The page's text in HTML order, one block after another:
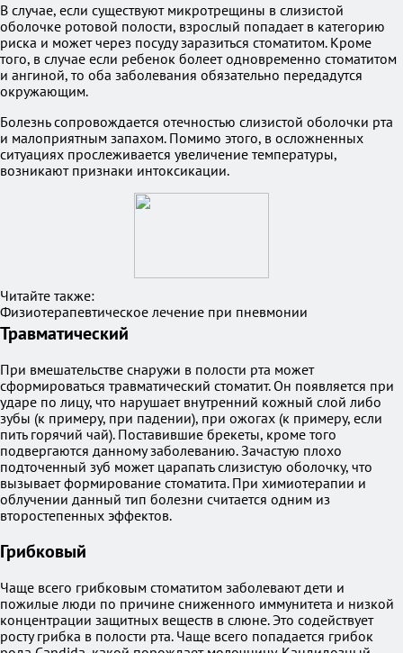
В случае, если существуют микротрещины в слизистой
оболочке ротовой полости, взрослый попадает в категорию
риска и может через посуду заразиться стоматитом. Кроме
того, в случае если ребенок болеет одновременно стоматитом
и ангиной, то оба заболевания обязательно передадутся
окружающим.
Болезнь сопровождается отечностью слизистой оболочки рта
и малоприятным запахом. Помимо этого, в осложненных
ситуациях прослеживается увеличение температуры,
возникают признаки интоксикации.
Читайте также:
Физиотерапевтическое лечение при пневмонии
Травматический
При вмешательстве снаружи в полости рта может
сформироваться травматический стоматит. Он появляется при
ударе по лицу, что нарушает внутренний кожный слой либо
зубы (к примеру, при падении), при ожогах (к примеру, если
пить горячий чай). Поставившие брекеты, кроме того
подвергаются данному заболеванию. Зачастую плохо
подточенный зуб может царапать слизистую оболочку, что
вызывает формирование стоматита. При химиотерапии и
облучении данный тип болезни считается одним из
второстепенных эффектов.
Грибковый
Чаще всего грибковым стоматитом заболевают дети и
пожилые люди по причине сниженного иммунитета и низкой
концентрации защитных веществ в слюне. Это содействует
росту грибка в полости рта. Чаще всего попадается грибок